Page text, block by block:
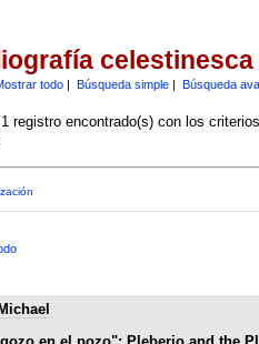
celestinesca
todo| Búsqueda simple| Búsqueda
registro encontrado(s) con los